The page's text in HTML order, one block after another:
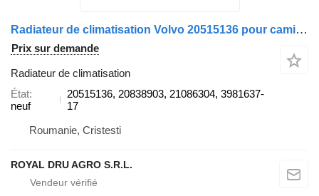
Radiateur de climatisation Volvo 20515136 pour camion Volvo
Prix sur demande
Radiateur de climatisation
État
neuf
20515136, 20838903, 21086304, 3981637-
17
Roumanie, Cristesti
ROYAL DRU AGRO S.R.L.